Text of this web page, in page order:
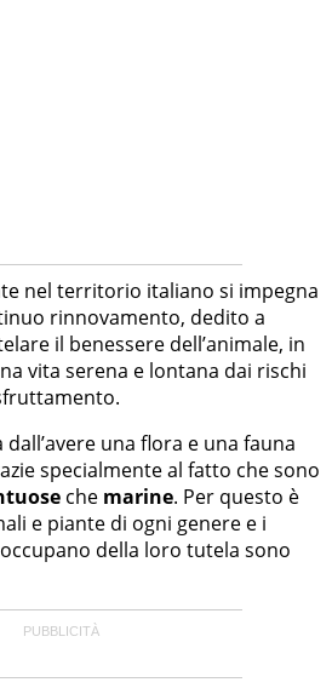
nel territorio italiano si impegna
rinnovamento, dedito a
il benessere dell’animale, in
vita serena e lontana dai rischi
dall’avere una flora e una fauna
specialmente al fatto che sono
che marine. Per questo è
e piante di ogni genere e i
della loro tutela sono